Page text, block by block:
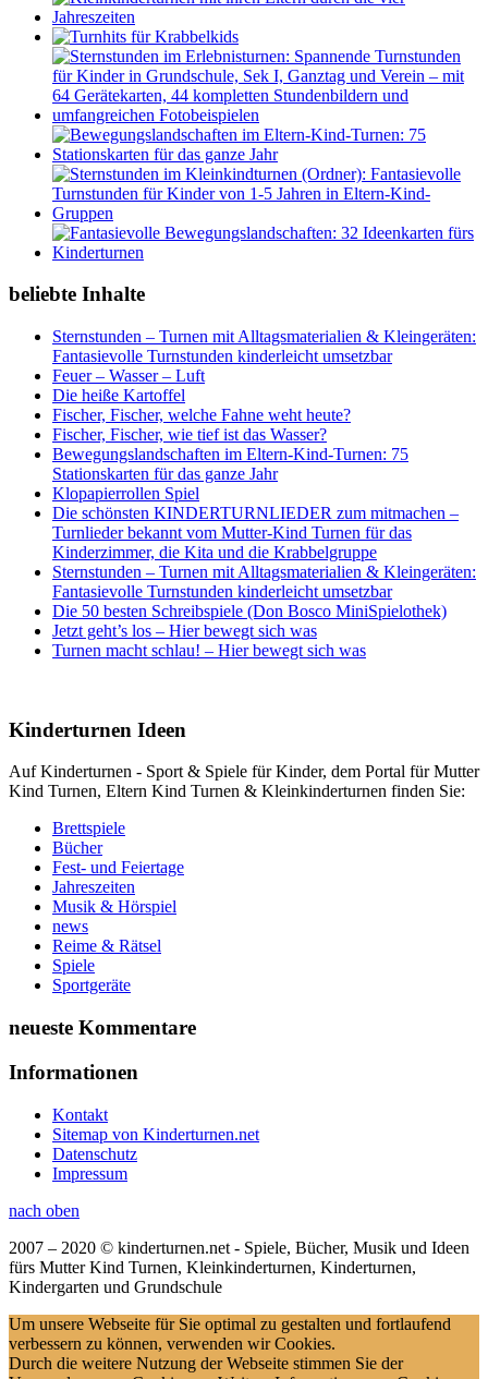
beliebte Inhalte
Sternstunden – Turnen mit Alltagsmaterialien & Kleingeräten:
Fantasievolle Turnstunden kinderleicht umsetzbar
Feuer – Wasser – Luft
Die heiße Kartoffel
Fischer, Fischer, welche Fahne weht heute?
Fischer, Fischer, wie tief ist das Wasser?
Bewegungslandschaften im Eltern-Kind-Turnen: 75
Stationskarten für das ganze Jahr
Klopapierrollen Spiel
Die schönsten KINDERTURNLIEDER zum mitmachen –
Turnlieder bekannt vom Mutter-Kind Turnen für das
Kinderzimmer, die Kita und die Krabbelgruppe
Sternstunden – Turnen mit Alltagsmaterialien & Kleingeräten:
Fantasievolle Turnstunden kinderleicht umsetzbar
Die 50 besten Schreibspiele (Don Bosco MiniSpielothek)
Jetzt geht’s los – Hier bewegt sich was
Turnen macht schlau! – Hier bewegt sich was
Kinderturnen Ideen
Auf Kinderturnen - Sport & Spiele für Kinder, dem Portal für Mutter
Kind Turnen, Eltern Kind Turnen & Kleinkinderturnen finden Sie:
Brettspiele
Bücher
Fest- und Feiertage
Jahreszeiten
Musik & Hörspiel
news
Reime & Rätsel
Spiele
Sportgeräte
neueste Kommentare
Informationen
Kontakt
Sitemap von Kinderturnen.net
Datenschutz
Impressum
nach oben
2007 – 2020 © kinderturnen.net - Spiele, Bücher, Musik und Ideen
fürs Mutter Kind Turnen, Kleinkinderturnen, Kinderturnen,
Kindergarten und Grundschule
Um unsere Webseite für Sie optimal zu gestalten und fortlaufend
verbessern zu können, verwenden wir Cookies.
Durch die weitere Nutzung der Webseite stimmen Sie der